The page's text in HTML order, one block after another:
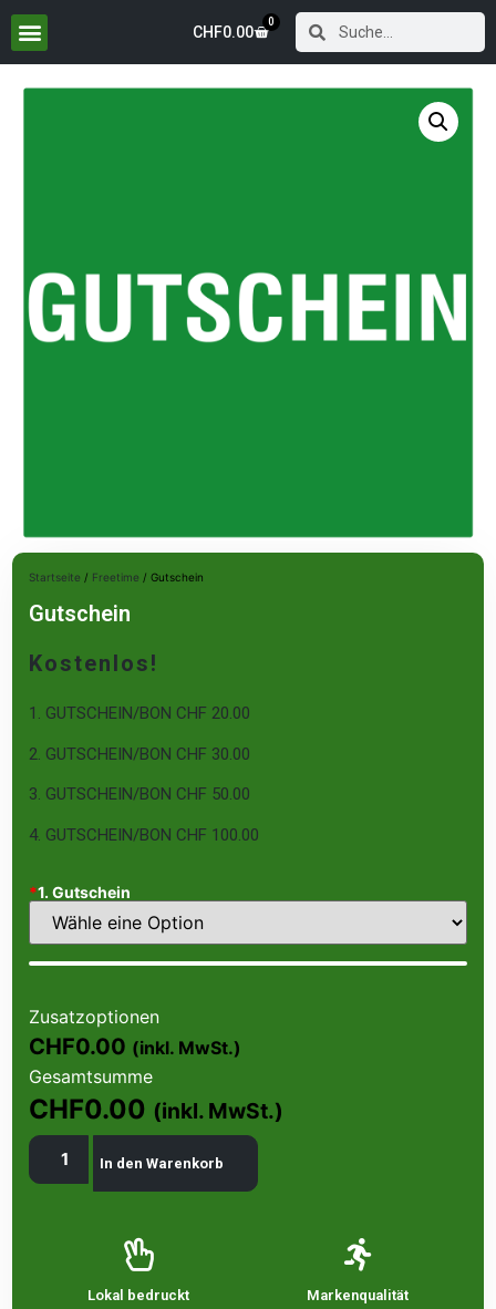
CHF0.00
0
Startseite / Freetime / Gutschein
Gutschein
Kostenlos!
1. GUTSCHEIN/BON CHF 20.00
2. GUTSCHEIN/BON CHF 30.00
3. GUTSCHEIN/BON CHF 50.00
4. GUTSCHEIN/BON CHF 100.00
*1. Gutschein
Zusatzoptionen
CHF0.00 (inkl. MwSt.)
Gesamtsumme
CHF0.00 (inkl. MwSt.)
In den Warenkorb
Lokal bedruckt Markenqualität